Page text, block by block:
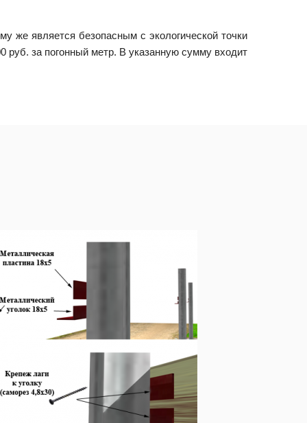
же является безопасным с экологической точки
руб. за погонный метр. В указанную сумму входит